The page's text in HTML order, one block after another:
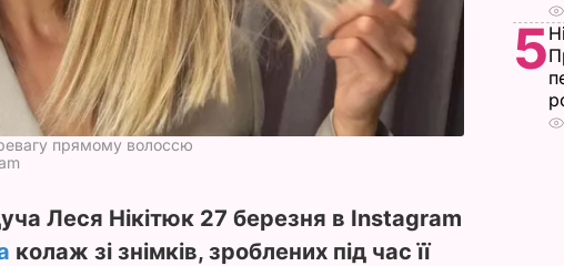
прямому волоссю
Леся Нікітюк 27 березня в Instagram
колаж зі знімків, зроблених під час її
5